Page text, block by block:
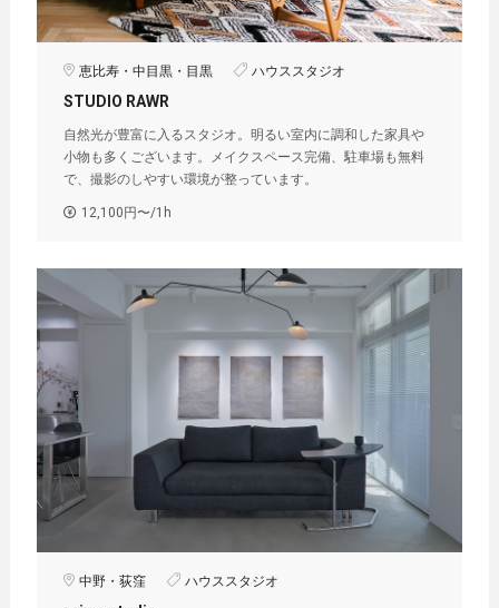
恵比寿・中目黒・目黒 ハウススタジオ
STUDIO RAWR
自然光が豊富に入るスタジオ。明るい室内に調和した家具や
小物も多くございます。メイクスペース完備、駐車場も無料
で、撮影のしやすい環境が整っています。
12,100円〜/1h
中野・荻窪 ハウススタジオ